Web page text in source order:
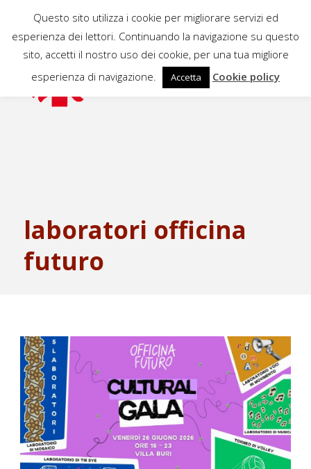
laboratori officina
futuro
Questo sito utilizza i cookie per migliorare servizi ed
esperienza dei lettori. Continuando la navigazione su questo
sito, accetti il nostro uso dei cookie, per una tua migliore
esperienza di navigazione.
Accetta Cookie policy